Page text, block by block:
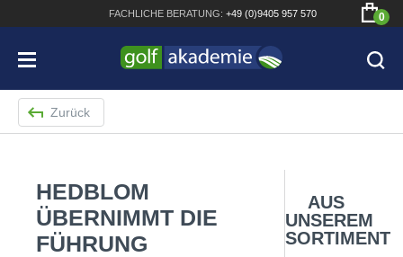
FACHLICHE BERATUNG: +49 (0)9405 957 570 0
Bridgestone JGR Driver 2018
Cobra King F8+ Driver
Zurück
HEDBLOM
ÜBERNIMMT DIE
FÜHRUNG
AUS
UNSEREM
SORTIMENT